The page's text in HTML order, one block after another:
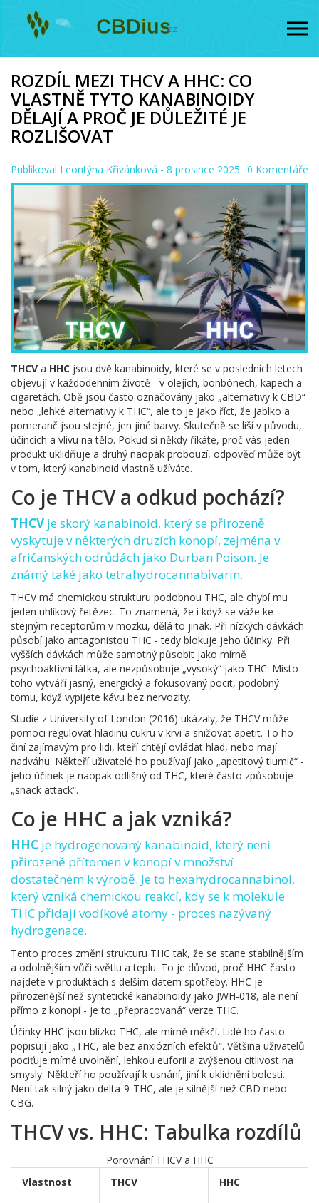
ROZDÍL MEZI THCV A HHC: CO
VLASTNĚ TYTO KANABINOIDY
DĚLAJÍ A PROČ JE DŮLEŽITÉ JE
ROZLIŠOVAT
Publikoval Leontýna Křivánková - 8 prosince 2025 0 Komentáře
THCV a HHC jsou dvě kanabinoidy, které se v posledních letech
objevují v každodenním životě - v olejích, bonbónech, kapech a
cigaretách. Obě jsou často označovány jako „alternativy k CBD“
nebo „lehké alternativy k THC“, ale to je jako říct, že jablko a
pomeranč jsou stejné, jen jiné barvy. Skutečně se liší v původu,
účincích a vlivu na tělo. Pokud si někdy říkáte, proč vás jeden
produkt uklidňuje a druhý naopak probouzí, odpověď může být
v tom, který kanabinoid vlastně užíváte.
Co je THCV a odkud pochází?
THCV je skorý kanabinoid, který se přirozeně
vyskytuje v některých druzích konopí, zejména v
afričanských odrůdách jako Durban Poison. Je
známý také jako tetrahydrocannabivarin.
THCV má chemickou strukturu podobnou THC, ale chybí mu
jeden uhlíkový řetězec. To znamená, že i když se váže ke
stejným receptorům v mozku, dělá to jinak. Při nízkých dávkách
působí jako antagonistou THC - tedy blokuje jeho účinky. Při
vyšších dávkách může samotný působit jako mírně
psychoaktivní látka, ale nezpůsobuje „vysoký“ jako THC. Místo
toho vytváří jasný, energický a fokusovaný pocit, podobný
tomu, když vypijete kávu bez nervozity.
Studie z University of London (2016) ukázaly, že THCV může
pomoci regulovat hladinu cukru v krvi a snižovat apetit. To ho
činí zajímavým pro lidi, kteří chtějí ovládat hlad, nebo mají
nadváhu. Někteří uživatelé ho používají jako „apetitový tlumič“ -
jeho účinek je naopak odlišný od THC, které často způsobuje
„snack attack“.
Co je HHC a jak vzniká?
HHC je hydrogenovaný kanabinoid, který není
přirozeně přítomen v konopí v množství
dostatečném k výrobě. Je to hexahydrocannabinol,
který vzniká chemickou reakcí, kdy se k molekule
THC přidají vodíkové atomy - proces nazývaný
hydrogenace.
Tento proces změní strukturu THC tak, že se stane stabilnějším
a odolnějším vůči světlu a teplu. To je důvod, proč HHC často
najdete v produktách s delším datem spotřeby. HHC je
přirozenější než syntetické kanabinoidy jako JWH-018, ale není
přímo z konopí - je to „přepracovaná“ verze THC.
Účinky HHC jsou blízko THC, ale mírně měkčí. Lidé ho často
popisují jako „THC, ale bez anxiózních efektů“. Většina uživatelů
pociťuje mírné uvolnění, lehkou euforii a zvýšenou citlivost na
smysly. Někteří ho používají k usnání, jiní k uklidnění bolesti.
Není tak silný jako delta-9-THC, ale je silnější než CBD nebo
CBG.
THCV vs. HHC: Tabulka rozdílů
Porovnání THCV a HHC
Vlastnost
THCV HHC